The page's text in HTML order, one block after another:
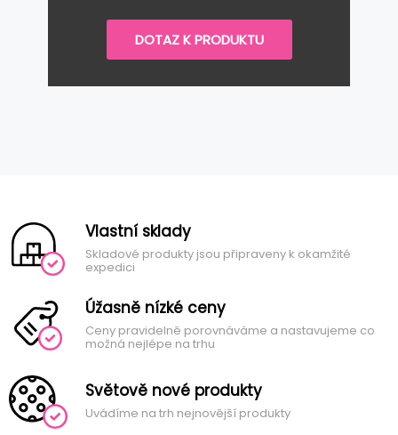
DOTAZ K PRODUKTU
Vlastní sklady
Skladové produkty jsou připraveny k okamžité
expedici
Úžasně nízké ceny
Ceny pravidelně porovnáváme a nastavujeme co
možná nejlépe na trhu
Světově nové produkty
Uvádíme na trh nejnovější produkty